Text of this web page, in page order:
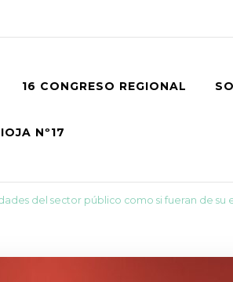
16 CONGRESO REGIONAL
Nº17
del sector público como si fueran de su